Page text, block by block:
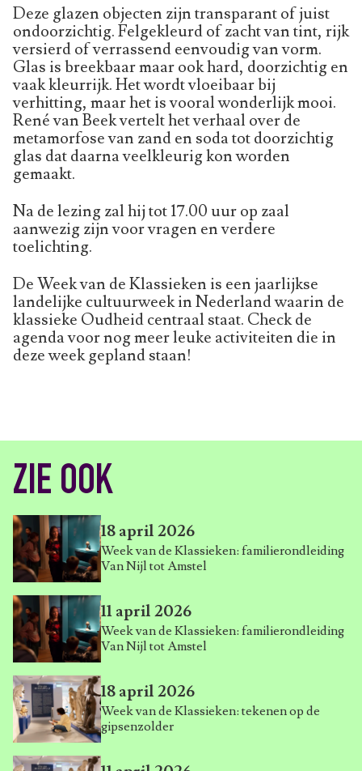
Deze glazen objecten zijn transparant of juist
ondoorzichtig. Felgekleurd of zacht van tint, rijk
versierd of verrassend eenvoudig van vorm.
Glas is breekbaar maar ook hard, doorzichtig en
vaak kleurrijk. Het wordt vloeibaar bij
verhitting, maar het is vooral wonderlijk mooi.
René van Beek vertelt het verhaal over de
metamorfose van zand en soda tot doorzichtig
glas dat daarna veelkleurig kon worden
gemaakt.
Na de lezing zal hij tot 17.00 uur op zaal
aanwezig zijn voor vragen en verdere
toelichting.
De Week van de Klassieken is een jaarlijkse
landelijke cultuurweek in Nederland waarin de
klassieke Oudheid centraal staat. Check de
agenda voor nog meer leuke activiteiten die in
deze week gepland staan!
ZIE OOK
18 april 2026
Week van de Klassieken: familierondleiding
Van Nijl tot Amstel
11 april 2026
Week van de Klassieken: familierondleiding
Van Nijl tot Amstel
18 april 2026
Week van de Klassieken: tekenen op de
gipsenzolder